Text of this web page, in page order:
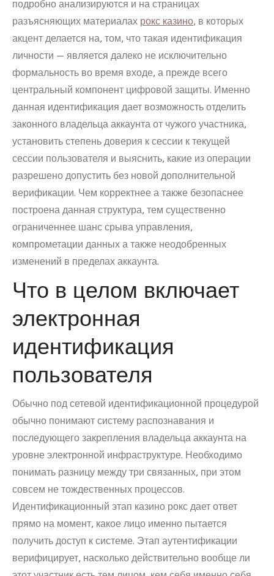
подробно анализируются и на страницах
разъясняющих материалах рокс казино, в которых
акцент делается на, том, что такая идентификация
личности — является далеко не исключительно
формальность во время входе, а прежде всего
центральный компонент цифровой защиты. Именно
данная идентификация дает возможность отделить
законного владельца аккаунта от чужого участника,
установить степень доверия к сессии к текущей
сессии пользователя и выяснить, какие из операции
разрешено допустить без новой дополнительной
верификации. Чем корректнее а также безопаснее
построена данная структура, тем существенно
ограниченнее шанс срыва управления,
компрометации данных а также неодобренных
изменений в пределах аккаунта.
Что в целом включает
электронная
идентификация
пользователя
Обычно под сетевой идентификационной процедурой
обычно понимают систему распознавания и
последующего закрепления владельца аккаунта на
уровне электронной инфраструктуре. Необходимо
понимать разницу между три связанных, при этом
совсем не тождественных процессов.
Идентификационный этап казино рокс дает ответ
прямо на момент, какое лицо именно пытается
получить доступ к системе. Этап аутентификации
верифицирует, насколько действительно вообще ли